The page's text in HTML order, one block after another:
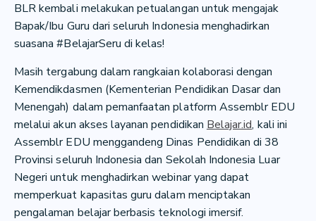
BLR kembali melakukan petualangan untuk mengajak
Bapak/Ibu Guru dari seluruh Indonesia menghadirkan
suasana #BelajarSeru di kelas!
Masih tergabung dalam rangkaian kolaborasi dengan
Kemendikdasmen (Kementerian Pendidikan Dasar dan
Menengah) dalam pemanfaatan platform Assemblr EDU
melalui akun akses layanan pendidikan Belajar.id, kali ini
Assemblr EDU menggandeng Dinas Pendidikan di 38
Provinsi seluruh Indonesia dan Sekolah Indonesia Luar
Negeri untuk menghadirkan webinar yang dapat
memperkuat kapasitas guru dalam menciptakan
pengalaman belajar berbasis teknologi imersif.